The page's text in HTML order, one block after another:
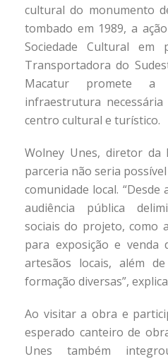
cultural do monumento
tombado em 1989, a
Sociedade Cultural em
Transportadora do
Macatur promete a
infraestrutura
centro cultural e turístico.
Wolney Unes, diretor da
parceria não seria
comunidade local.
audiência pública
sociais do projeto, como
para exposição e
artesãos locais, além
formação diversas”,
Ao visitar a obra e
esperado canteiro de
Unes também